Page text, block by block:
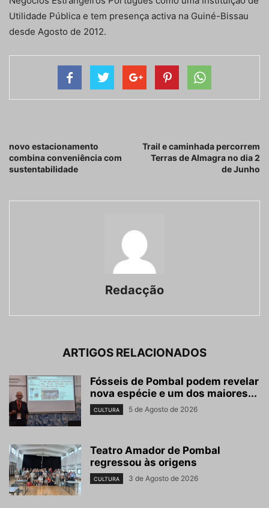
Utilidade Pública e tem presença activa na Guiné-Bissau
desde Agosto de 2012.
novo estacionamento
combina conveniência com
sustentabilidade
Trail e caminhada percorrem
Terras de Almagra no dia 2
de Junho
Redacção
ARTIGOS RELACIONADOS
Fósseis de Pombal podem revelar
nova espécie e um dos maiores...
CULTURA 5 de Agosto de 2026
Teatro Amador de Pombal
regressou às origens
CULTURA 3 de Agosto de 2026